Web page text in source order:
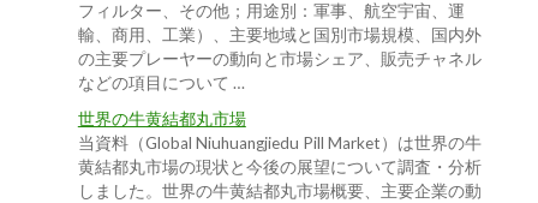
フィルター、その他；用途別：軍事、航空宇宙、運
輸、商用、工業）、主要地域と国別市場規模、国内外
の主要プレーヤーの動向と市場シェア、販売チャネル
などの項目について …
世界の牛黄結都丸市場
当資料（Global Niuhuangjiedu Pill Market）は世界の牛
黄結都丸市場の現状と今後の展望について調査・分析
しました。世界の牛黄結都丸市場概要、主要企業の動